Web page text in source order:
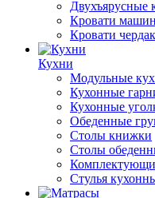
Двухъярусные
Кровати
Кровати
Кухни
Модульные
Кухонные
Кухонные
Обеденные
Столы книжки
Столы
Стулья